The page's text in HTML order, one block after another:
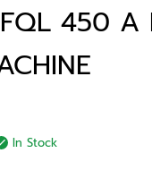
450 A
In Stock